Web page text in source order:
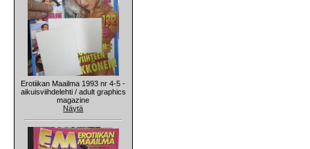
Erotiikan Maailma 1993 nr 4-5 -
aikuisviihdelehti / adult graphics
magazine
Näytä